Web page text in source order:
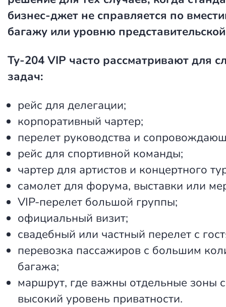
бизнес-джет не справляется по
багажу или уровню
Ту-204 VIP часто рассматривают для
задач:
рейс для делегации;
корпоративный чартер;
перелет руководства и
рейс для спортивной команды;
чартер для артистов и концертного
самолет для форума, выставки или
VIP-перелет большой группы;
официальный визит;
свадебный или частный перелет с
перевозка пассажиров с большим
багажа;
маршрут, где важны отдельные зоны
высокий уровень приватности.